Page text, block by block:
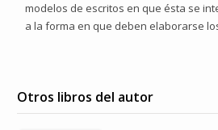
modelos de escritos en que ésta se
a la forma en que deben elaborarse
Otros libros del autor